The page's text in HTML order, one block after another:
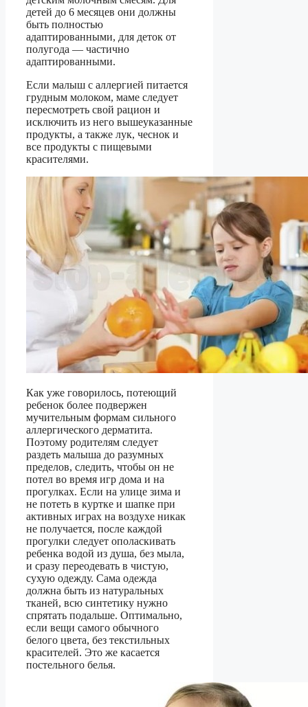
детей до 6 месяцев они должны
быть полностью
адаптированными, для деток от
полугода — частично
адаптированными.
Если малыш с аллергией питается
грудным молоком, маме следует
пересмотреть свой рацион и
исключить из него вышеуказанные
продукты, а также лук, чеснок и
все продукты с пищевыми
красителями.
Как уже говорилось, потеющий
ребенок более подвержен
мучительным формам сильного
аллергического дерматита.
Поэтому родителям следует
раздеть малыша до разумных
пределов, следить, чтобы он не
потел во время игр дома и на
прогулках. Если на улице зима и
не потеть в куртке и шапке при
активных играх на воздухе никак
не получается, после каждой
прогулки следует ополаскивать
ребенка водой из душа, без мыла,
и сразу переодевать в чистую,
сухую одежду. Сама одежда
должна быть из натуральных
тканей, всю синтетику нужно
спрятать подальше. Оптимально,
если вещи самого обычного
белого цвета, без текстильных
красителей. Это же касается
постельного белья.